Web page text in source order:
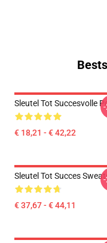
Sleutel Tot Succesvolle
€ 18,21 - € 42,22
Sleutel Tot Succes
€ 37,67 - € 44,11